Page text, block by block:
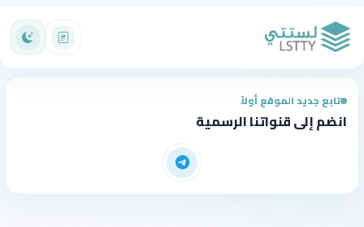
تابع جديد الموقع أولاً
انضم إلى قنواتنا الرسمية